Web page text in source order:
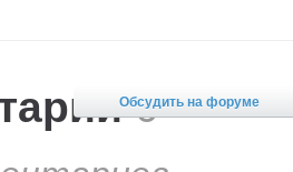
Обсудить на форуме
0